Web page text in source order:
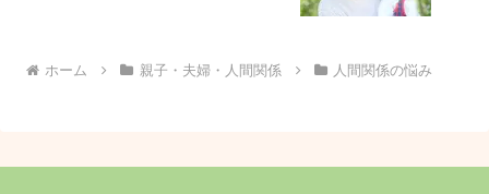
ホーム 親子・夫婦・人間関係 人間関係の悩み